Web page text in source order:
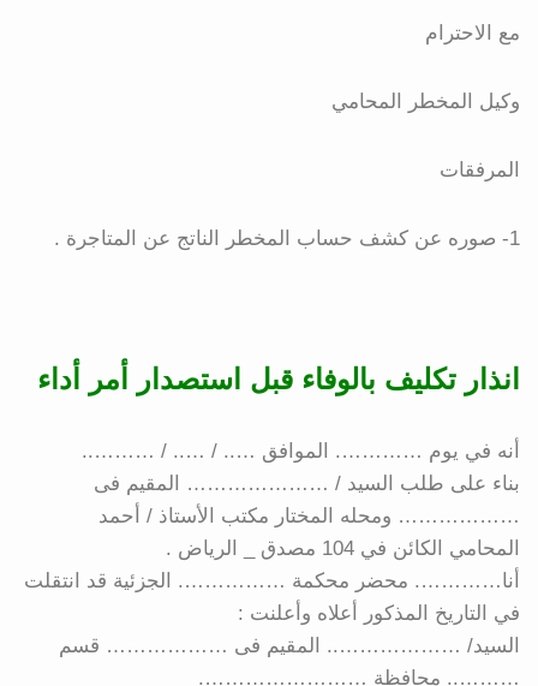
مع الاحترام
وكيل المخطر المحامي
المرفقات
1- صوره عن كشف حساب المخطر الناتج عن المتاجرة .
انذار تكليف بالوفاء قبل استصدار أمر أداء
أنه في يوم …………. الموافق ….. / ….. / ………..
بناء على طلب السيد / ………………… المقيم فى
……………… ومحله المختار مكتب الأستاذ / أحمد
المحامي الكائن في 104 مصدق _ الرياض .
أنا…………. محضر محكمة ……………. الجزئية قد انتقلت
في التاريخ المذكور أعلاه وأعلنت :
السيد/ ……………….. المقيم فى ……………… قسم
……….. محافظة …………………….